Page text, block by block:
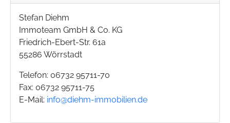
Stefan Diehm
Immoteam GmbH & Co. KG
Friedrich-Ebert-Str. 61a
55286 Wörrstadt
Telefon: 06732 95711-70
Fax: 06732 95711-75
E-Mail: info@diehm-immobilien.de